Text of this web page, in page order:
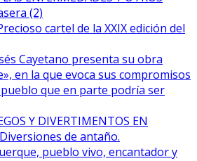
(2)
cartel de la XXIX edición del
Cayetano presenta su obra
en la que evoca sus compromisos
que en parte podría ser
Y DIVERTIMENTOS EN
de antaño.
pueblo vivo, encantador y